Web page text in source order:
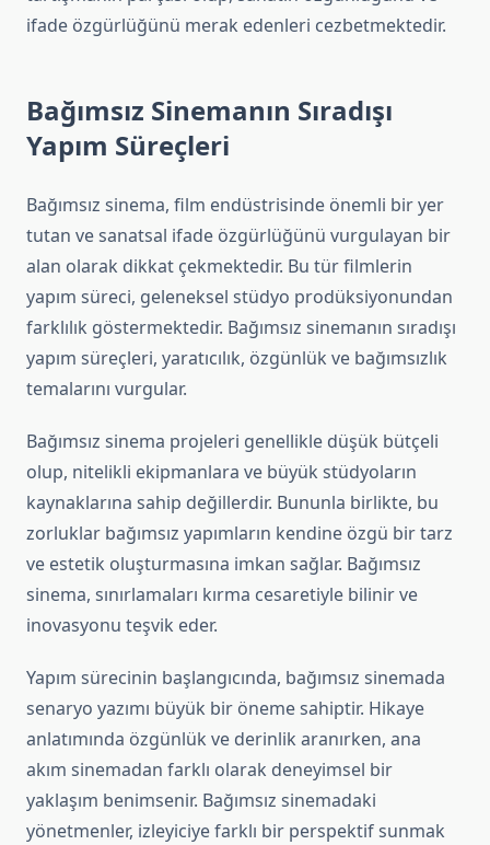
ifade özgürlüğünü merak edenleri cezbetmektedir.
Bağımsız Sinemanın Sıradışı
Yapım Süreçleri
Bağımsız sinema, film endüstrisinde önemli bir yer
tutan ve sanatsal ifade özgürlüğünü vurgulayan bir
alan olarak dikkat çekmektedir. Bu tür filmlerin
yapım süreci, geleneksel stüdyo prodüksiyonundan
farklılık göstermektedir. Bağımsız sinemanın sıradışı
yapım süreçleri, yaratıcılık, özgünlük ve bağımsızlık
temalarını vurgular.
Bağımsız sinema projeleri genellikle düşük bütçeli
olup, nitelikli ekipmanlara ve büyük stüdyoların
kaynaklarına sahip değillerdir. Bununla birlikte, bu
zorluklar bağımsız yapımların kendine özgü bir tarz
ve estetik oluşturmasına imkan sağlar. Bağımsız
sinema, sınırlamaları kırma cesaretiyle bilinir ve
inovasyonu teşvik eder.
Yapım sürecinin başlangıcında, bağımsız sinemada
senaryo yazımı büyük bir öneme sahiptir. Hikaye
anlatımında özgünlük ve derinlik aranırken, ana
akım sinemadan farklı olarak deneyimsel bir
yaklaşım benimsenir. Bağımsız sinemadaki
yönetmenler, izleyiciye farklı bir perspektif sunmak